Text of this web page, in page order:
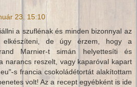
23. 15:10
a szuflénak és minden bizonnyal az
elkészíteni, de úgy érzem, hogy a
Marnier-t simán helyettesíti és
narancs reszelt, vagy kaparóval kapart
s francia csokoládétortát alakítottam
volt! Az a recept egyébként is ide